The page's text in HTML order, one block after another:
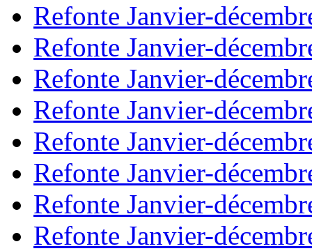
Refonte Janvier-
Refonte Janvier-
Refonte Janvier-
Refonte Janvier-
Refonte Janvier-
Refonte Janvier-
Refonte Janvier-
Refonte Janvier-